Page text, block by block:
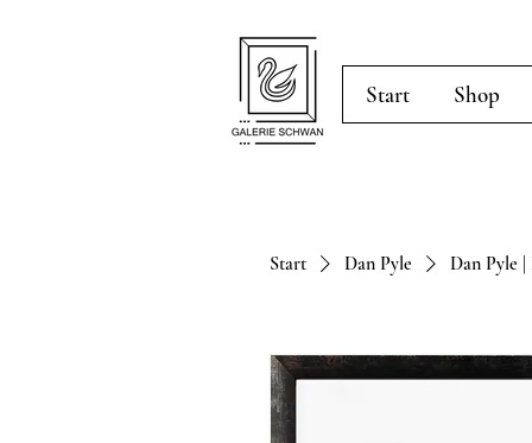
Start Shop
Start Dan Pyle Dan Pyle